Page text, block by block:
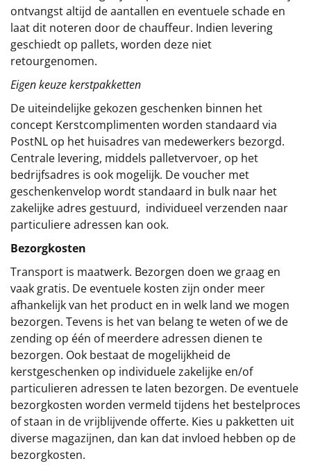
ontvangst altijd de aantallen en eventuele schade en
laat dit noteren door de chauffeur. Indien levering
geschiedt op pallets, worden deze niet
retourgenomen.
Eigen keuze kerstpakketten
De uiteindelijke gekozen geschenken binnen het
concept Kerstcomplimenten worden standaard via
PostNL op het huisadres van medewerkers bezorgd.
Centrale levering, middels palletvervoer, op het
bedrijfsadres is ook mogelijk. De voucher met
geschenkenvelop wordt standaard in bulk naar het
zakelijke adres gestuurd, individueel verzenden naar
particuliere adressen kan ook.
Bezorgkosten
Transport is maatwerk. Bezorgen doen we graag en
vaak gratis. De eventuele kosten zijn onder meer
afhankelijk van het product en in welk land we mogen
bezorgen. Tevens is het van belang te weten of we de
zending op één of meerdere adressen dienen te
bezorgen. Ook bestaat de mogelijkheid de
kerstgeschenken op individuele zakelijke en/of
particulieren adressen te laten bezorgen. De eventuele
bezorgkosten worden vermeld tijdens het bestelproces
of staan in de vrijblijvende offerte. Kies u pakketten uit
diverse magazijnen, dan kan dat invloed hebben op de
bezorgkosten.